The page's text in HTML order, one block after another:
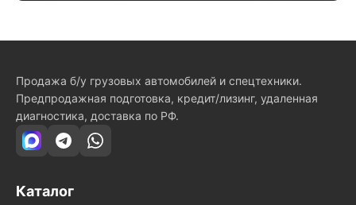
Продажа б/у грузовых автомобилей и спецтехники.
Предпродажная подготовка, кредит/лизинг, удаленная
диагностика, доставка по РФ.
Каталог